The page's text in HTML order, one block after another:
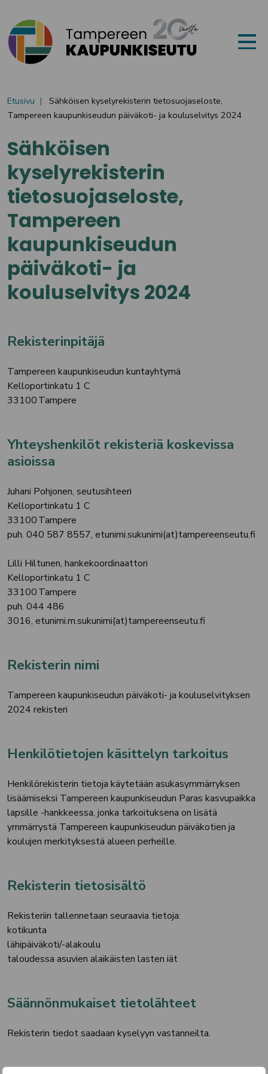
Etusivu
Sähköisen kyselyrekisterin tietosuojaseloste,
Tampereen kaupunkiseudun päiväkoti- ja kouluselvitys 2024
Sähköisen
kyselyrekisterin
tietosuojaseloste,
Tampereen
kaupunkiseudun
päiväkoti- ja
kouluselvitys 2024
Rekisterinpitäjä
Tampereen kaupunkiseudun kuntayhtymä
Kelloportinkatu 1 C
33100 Tampere
Yhteyshenkilöt rekisteriä koskevissa
asioissa
Juhani Pohjonen, seutusihteeri
Kelloportinkatu 1 C
33100 Tampere
puh. 040 587 8557, etunimi.sukunimi(at)tampereenseutu.fi
Lilli Hiltunen, hankekoordinaattori
Kelloportinkatu 1 C
33100 Tampere
puh. 044 486
3016, etunimi.m.sukunimi(at)tampereenseutu.fi
Rekisterin nimi
Tampereen kaupunkiseudun päiväkoti- ja kouluselvityksen
2024 rekisteri
Henkilötietojen käsittelyn tarkoitus
Henkilörekisterin tietoja käytetään asukasymmärryksen
lisäämiseksi Tampereen kaupunkiseudun Paras kasvupaikka
lapsille -hankkeessa, jonka tarkoituksena on lisätä
ymmärrystä Tampereen kaupunkiseudun päiväkotien ja
koulujen merkityksestä alueen perheille.
Rekisterin tietosisältö
Rekisteriin tallennetaan seuraavia tietoja:
kotikunta
lähipäiväkoti/-alakoulu
taloudessa asuvien alaikäisten lasten iät
Säännönmukaiset tietolähteet
Rekisterin tiedot saadaan kyselyyn vastanneilta.